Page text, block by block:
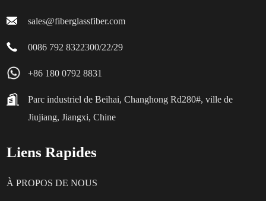
sales@fiberglassfiber.com
0086 792 8322300/22/29
+86 180 0792 8831
Parc industriel de Beihai, Changhong Rd280#, ville de
Jiujiang, Jiangxi, Chine
Liens Rapides
À PROPOS DE NOUS